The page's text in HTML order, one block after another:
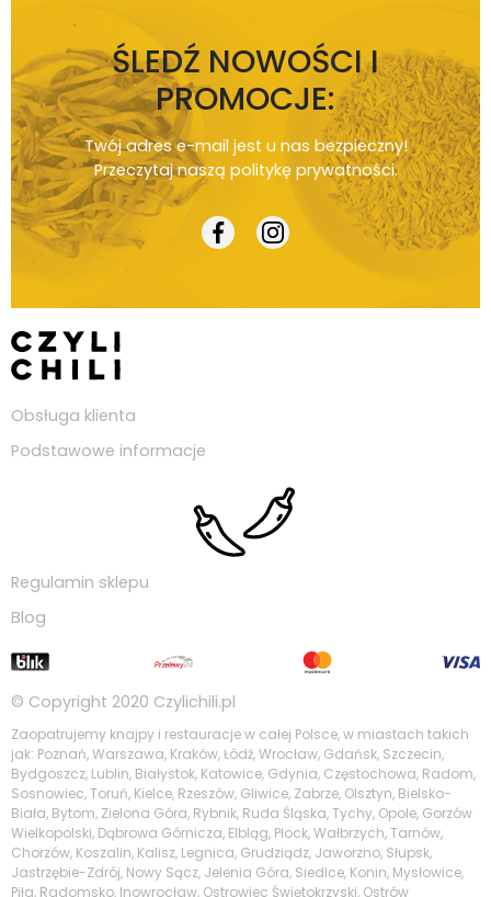
ŚLEDŹ NOWOŚCI I
PROMOCJE:
Twój adres e-mail jest u nas bezpieczny!
Przeczytaj naszą politykę prywatności.
Obsługa klienta
Podstawowe informacje
Regulamin sklepu
Blog
© Copyright 2020 Czylichili.pl
Zaopatrujemy knajpy i restauracje w całej Polsce, w miastach takich
jak: Poznań, Warszawa, Kraków, Łódź, Wrocław, Gdańsk, Szczecin,
Bydgoszcz, Lublin, Białystok, Katowice, Gdynia, Częstochowa, Radom,
Sosnowiec, Toruń, Kielce, Rzeszów, Gliwice, Zabrze, Olsztyn, Bielsko-
Biała, Bytom, Zielona Góra, Rybnik, Ruda Śląska, Tychy, Opole, Gorzów
Wielkopolski, Dąbrowa Górnicza, Elbląg, Płock, Wałbrzych, Tarnów,
Chorzów, Koszalin, Kalisz, Legnica, Grudziądz, Jaworzno, Słupsk,
Jastrzębie-Zdrój, Nowy Sącz, Jelenia Góra, Siedlce, Konin, Mysłowice,
Piła, Radomsko, Inowrocław, Ostrowiec Świętokrzyski, Ostrów